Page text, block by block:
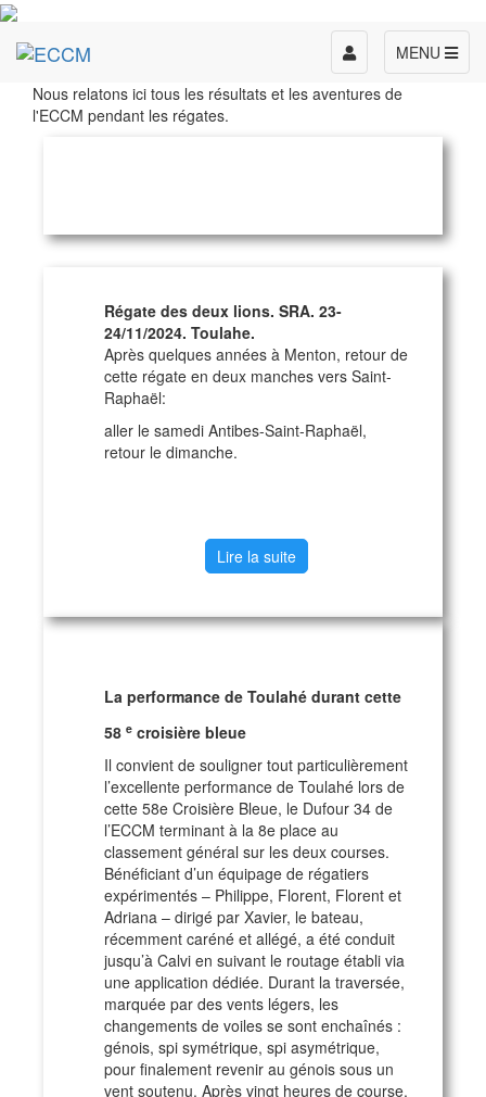
MENU
Toggle
navigation
Nous relatons ici tous les résultats et les aventures de
l'ECCM pendant les régates.
Régate des deux lions. SRA. 23-
24/11/2024. Toulahe.
Après quelques années à Menton, retour de
cette régate en deux manches vers Saint-
Raphaël:
aller le samedi Antibes-Saint-Raphaël,
retour le dimanche.
Lire la suite
La performance de Toulahé durant cette
58 ecroisière bleue
Il convient de souligner tout particulièrement
l’excellente performance de Toulahé lors de
cette 58e Croisière Bleue, le Dufour 34 de
l’ECCM terminant à la 8e place au
classement général sur les deux courses.
Bénéficiant d’un équipage de régatiers
expérimentés – Philippe, Florent, Florent et
Adriana – dirigé par Xavier, le bateau,
récemment caréné et allégé, a été conduit
jusqu’à Calvi en suivant le routage établi via
une application dédiée. Durant la traversée,
marquée par des vents légers, les
changements de voiles se sont enchaînés :
génois, spi symétrique, spi asymétrique,
pour finalement revenir au génois sous un
vent soutenu. Après vingt heures de course,